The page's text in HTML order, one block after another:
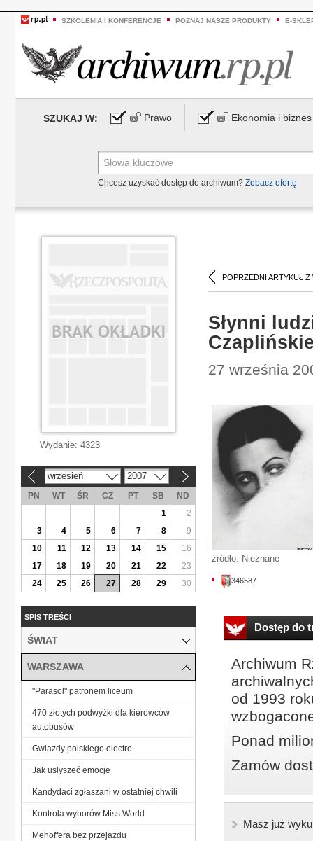
SZKOLENIA I KONFERENCJE POZNAJ NASZE PRODUKTY E-
SZUKAJ W: Prawo Ekonomia i biznes
Chcesz uzyskać dostęp do archiwum? Zobacz ofertę
POPRZEDNI ARTYKUŁ Z
Słynni
27 września
źródło: Nieznane
346587
Dostęp do
Archiwum
od 1993
Ponad
Zamów
Masz już
Wydanie: 4323
wrzesień 2007
PN WT ŚR CZ PT SB
ND
1
2
3
4 5 6 7 8
9
10
11 12 13 14 15
16
17
18 19 20 21 22
23
24
25 26 27 28 29 30
SPIS TREŚCI
ŚWIAT
WARSZAWA
"Parasol" patronem liceum
470 złotych podwyżki dla kierowców
autobusów
Gwiazdy polskiego electro
Jak usłyszeć emocje
Kandydaci zgłaszani w ostatniej chwili
Kontrola wyborów Miss World
Mehoffera bez przejazdu